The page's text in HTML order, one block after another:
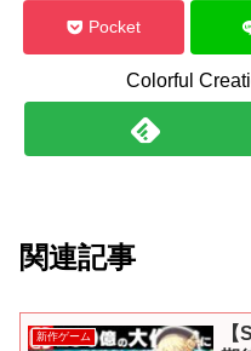
Pocket
Colorful
関連記事
新作ゲーム